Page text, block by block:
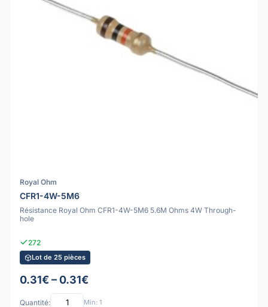
Royal Ohm
CFR1-4W-5M6
Résistance Royal Ohm CFR1-4W-5M6 5.6M Ohms 4W Through-
hole
272
Lot de 25 pièces
0.31€ – 0.31€
Quantité: Min: 1